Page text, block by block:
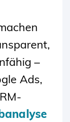
–
Ads,